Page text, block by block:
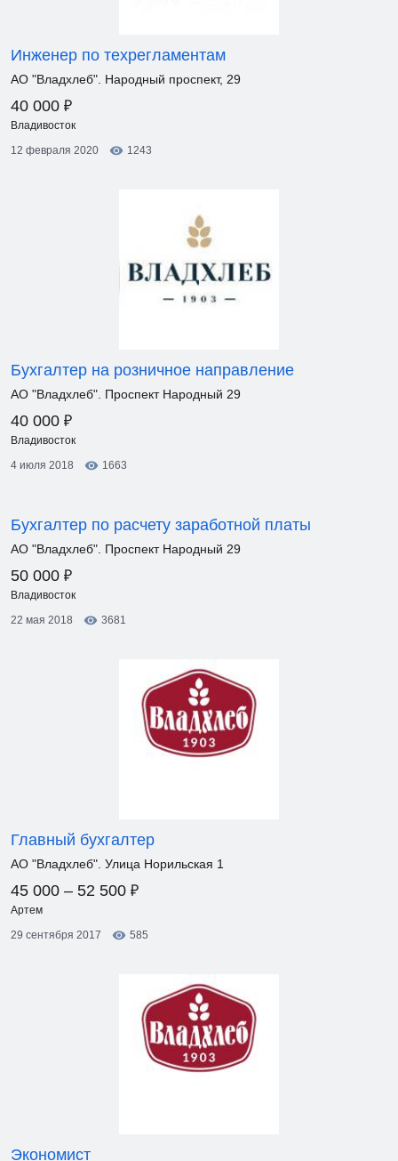
Инженер по техрегламентам
АО "Владхлеб". Народный проспект, 29
40 000 ₽
Владивосток
12 февраля 2020
1243
Бухгалтер на розничное направление
АО "Владхлеб". Проспект Народный 29
40 000 ₽
Владивосток
4 июля 2018
1663
Бухгалтер по расчету заработной платы
АО "Владхлеб". Проспект Народный 29
50 000 ₽
Владивосток
22 мая 2018
3681
Главный бухгалтер
АО "Владхлеб". Улица Норильская 1
45 000 – 52 500 ₽
Артем
29 сентября 2017
585
Экономист